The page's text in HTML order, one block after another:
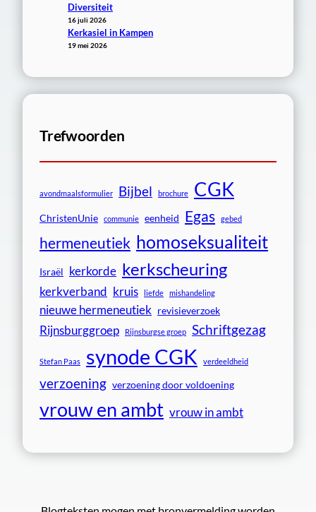
Diversiteit
16 juli 2026
Kerkasiel in Kampen
19 mei 2026
Trefwoorden
avondmaalsformulier Bijbel brochure CGK
ChristenUnie communie eenheid Egas gebed
hermeneutiek homoseksualiteit
Israël kerkorde kerkscheuring
kerkverband kruis liefde mishandeling
nieuwe hermeneutiek revisieverzoek
Rijnsburggroep Rijnsburgse groep Schriftgezag
Stefan Paas synode CGK verdeeldheid
verzoening verzoening door voldoening
vrouw en ambt vrouw in ambt